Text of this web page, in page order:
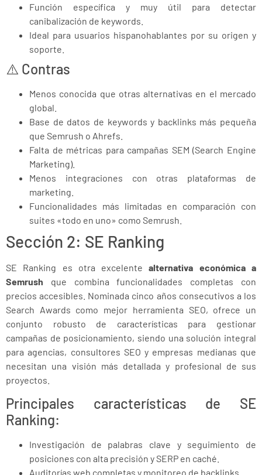
Función específica y muy útil para detectar
canibalización de keywords.
Ideal para usuarios hispanohablantes por su origen y
soporte.
⚠️ Contras
Menos conocida que otras alternativas en el mercado
global.
Base de datos de keywords y backlinks más pequeña
que Semrush o Ahrefs.
Falta de métricas para campañas SEM (Search Engine
Marketing).
Menos integraciones con otras plataformas de
marketing.
Funcionalidades más limitadas en comparación con
suites «todo en uno» como Semrush.
Sección 2: SE Ranking
SE Ranking es otra excelentealternativa económica a
Semrush que combina funcionalidades completas con
precios accesibles. Nominada cinco años consecutivos a los
Search Awards como mejor herramienta SEO, ofrece un
conjunto robusto de características para gestionar
campañas de posicionamiento, siendo una solución integral
para agencias, consultores SEO y empresas medianas que
necesitan una visión más detallada y profesional de sus
proyectos.
Principales características de SE
Ranking:
Investigación de palabras clave y seguimiento de
posiciones con alta precisión y SERP en caché.
Auditorías web completas y monitoreo de backlinks.